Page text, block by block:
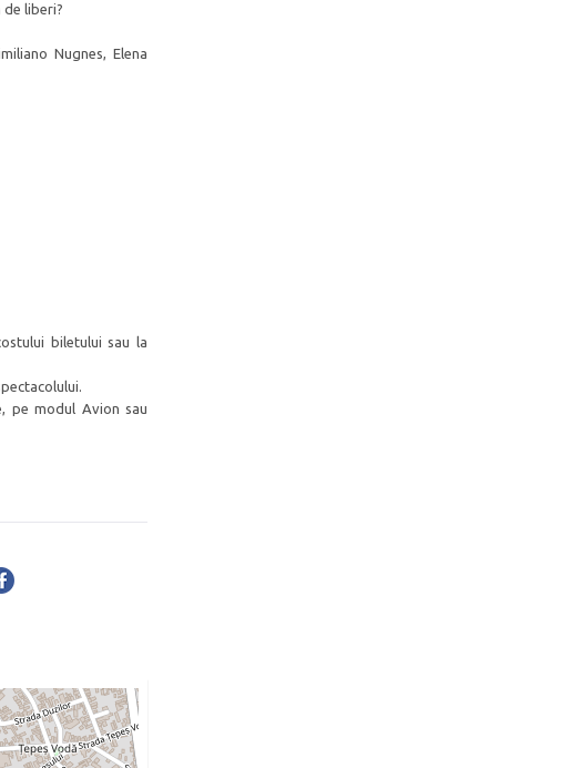
de liberi?
Nugnes, Elena
biletului sau la
pe modul Avion sau